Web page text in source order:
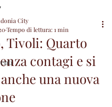
Tivoli: Quarto
contagi e si
una nuova
City
Tempo di lettura: 1 min